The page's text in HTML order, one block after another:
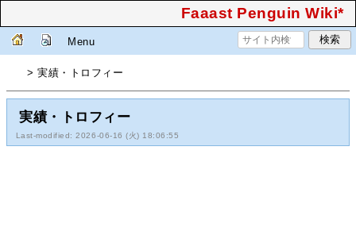
Faaast Penguin Wiki*
Menu
> 実績・トロフィー
実績・トロフィー
Last-modified: 2026-06-16 (火) 18:06:55